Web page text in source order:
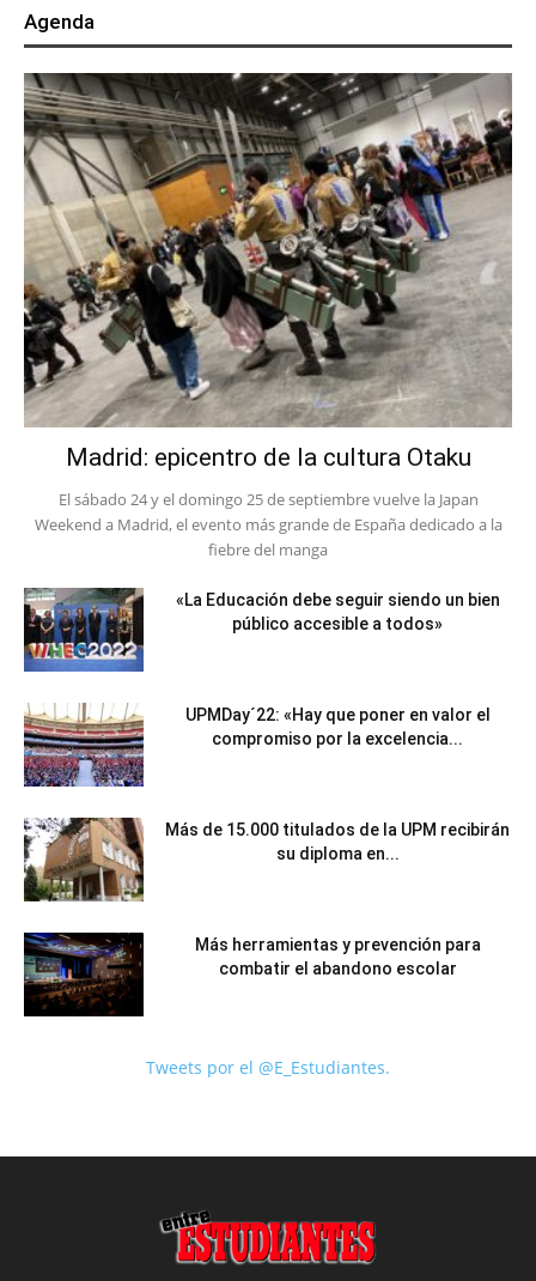
Agenda
Madrid: epicentro de la cultura Otaku
El sábado 24 y el domingo 25 de septiembre vuelve la Japan
Weekend a Madrid, el evento más grande de España dedicado a la
fiebre del manga
«La Educación debe seguir siendo un bien
público accesible a todos»
UPMDay´22: «Hay que poner en valor el
compromiso por la excelencia...
Más de 15.000 titulados de la UPM recibirán
su diploma en...
Más herramientas y prevención para
combatir el abandono escolar
Tweets por el @E_Estudiantes.